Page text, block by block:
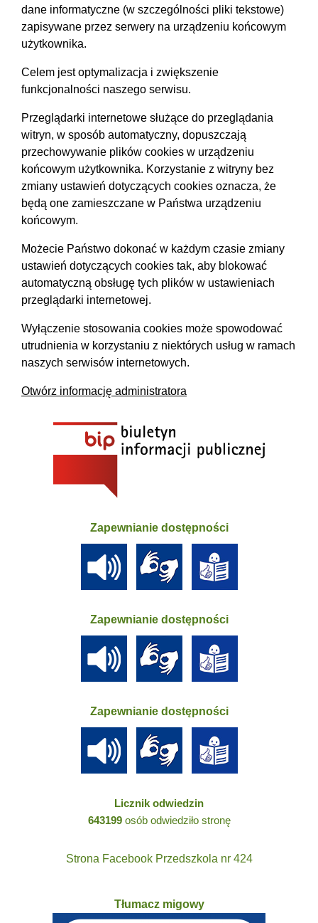
Zapewnianie dostępności
Zapewnianie dostępności
Zapewnianie dostępności
Licznik odwiedzin
643199osób odwiedziło stronę
Strona Facebook Przedszkola nr 424
Tłumacz migowy
dane informatyczne (w szczególności pliki tekstowe)
zapisywane przez serwery na urządzeniu końcowym
użytkownika.
Celem jest optymalizacja i zwiększenie
funkcjonalności naszego serwisu.
Przeglądarki internetowe służące do przeglądania
witryn, w sposób automatyczny, dopuszczają
przechowywanie plików cookies w urządzeniu
końcowym użytkownika. Korzystanie z witryny bez
zmiany ustawień dotyczących cookies oznacza, że
będą one zamieszczane w Państwa urządzeniu
końcowym.
Możecie Państwo dokonać w każdym czasie zmiany
ustawień dotyczących cookies tak, aby blokować
automatyczną obsługę tych plików w ustawieniach
przeglądarki internetowej.
Wyłączenie stosowania cookies może spowodować
utrudnienia w korzystaniu z niektórych usług w ramach
naszych serwisów internetowych.
Otwórz informację administratora